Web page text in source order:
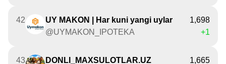
42
UY MAKON | Har kuni yangi uylar
@UYMAKON_IPOTEKA
1,698
+1
43
DONLI_MAXSULOTLAR.UZ️
1,665